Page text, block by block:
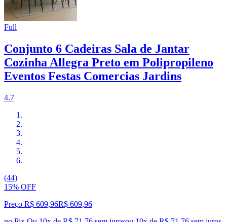
Full
Conjunto 6 Cadeiras Sala de Jantar
Cozinha Allegra Preto em Polipropileno
Eventos Festas Comercias Jardins
4.7
(44)
15% OFF
Preço R$ 609,96R$ 609,96